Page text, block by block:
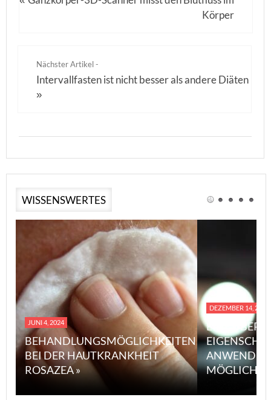
Körper
Nächster Artikel -
Intervallfasten ist nicht besser als andere Diäten
»
WISSENSWERTES
JUNI 4, 2024
BEHANDLUNGSMÖGLICHKEITEN
BEI DER HAUTKRANKHEIT
ROSAZEA »
DEZEMBER 14, 2023
EINE
MÖGLICHE